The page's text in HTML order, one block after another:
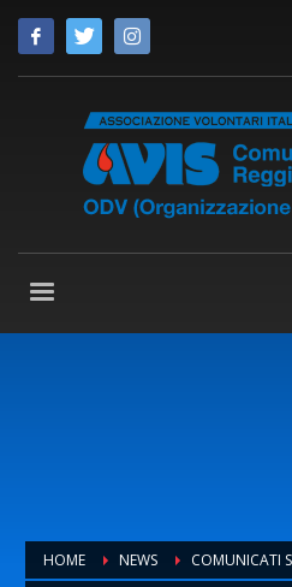
HOME NEWS
COMUNICATI